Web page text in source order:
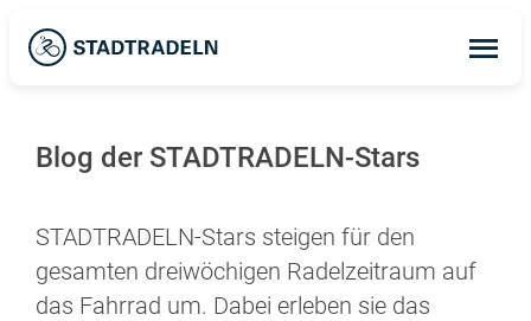
Blog der STADTRADELN-Stars
STADTRADELN-Stars steigen für den
gesamten dreiwöchigen Radelzeitraum auf
das Fahrrad um. Dabei erleben sie das